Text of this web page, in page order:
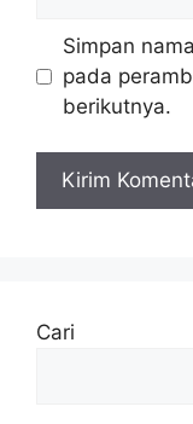
web
Simpan
pada
berikutnya.
Cari